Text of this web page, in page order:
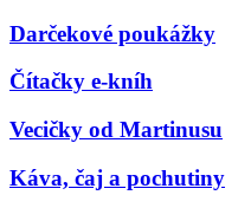
Darčekové poukážky
Čítačky e-kníh
Vecičky od Martinusu
Káva, čaj a pochutiny